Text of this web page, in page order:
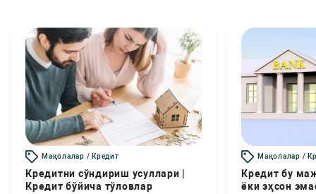
Мақолалар / Кредит
Кредитни сўндириш усуллари |
Кредит бўйича тўловлар
Мақолалар /
Кредит бу
ёки эҳсон